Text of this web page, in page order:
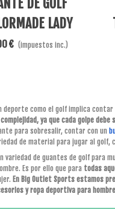
LADY
CONTROL
€ (impuestos inc.)
deporte como el golf implica
ya que cada golpe
para sobresalir, contar con un
de material para jugar al golf,
variedad de guantes de golf para
Es por ello que para todas
En Big Outlet Sports estamos
y ropa deportiva para